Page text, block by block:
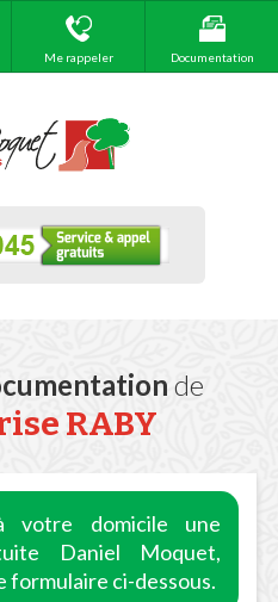
Me rappeler Documentation
de
RABY
votre domicile une
Daniel Moquet,
formulaire ci-dessous.